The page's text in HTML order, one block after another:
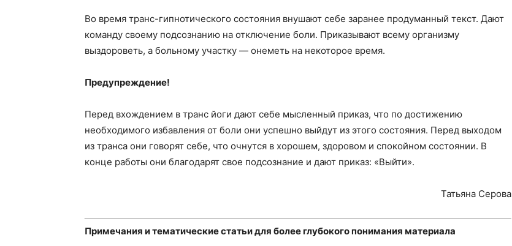
Во время транс-гипнотического состояния внушают себе заранее продуманный текст. Дают
команду своему подсознанию на отключение боли. Приказывают всему организму
выздороветь, а больному участку — онеметь на некоторое время.
Предупреждение!
Перед вхождением в транс йоги дают себе мысленный приказ, что по достижению
необходимого избавления от боли они успешно выйдут из этого состояния. Перед выходом
из транса они говорят себе, что очнутся в хорошем, здоровом и спокойном состоянии. В
конце работы они благодарят свое подсознание и дают приказ: «Выйти».
Татьяна Серова
Примечания и тематические статьи для более глубокого понимания материала